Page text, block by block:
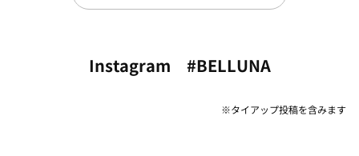
Instagram #BELLUNA
※タイアップ投稿を含みます